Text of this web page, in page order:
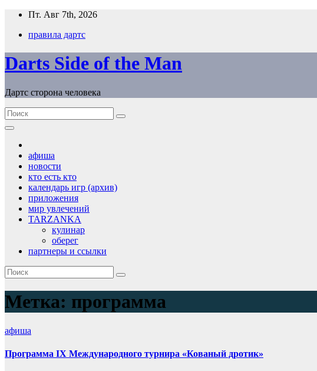
Перейти
содержимому
Пт. Авг 7th, 2026
правила дартс
Darts Side of the Man
Дартс сторона человека
афиша
новости
кто есть кто
календарь игр (архив)
приложения
мир увлечений
TARZANKA
кулинар
оберег
партнеры и ссылки
Метка: программа
афиша
Программа IХ Международного турнира «Кованый дротик»